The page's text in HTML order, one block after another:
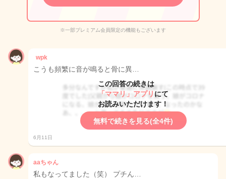
※一部プレミアム会員限定の機能もございます
wpk
こうも頻繁に音が鳴ると骨に異…
この回答の続きは
「ママリ」アプリ にて
お読みいただけます！
無料で続きを見る(全4件)
6月11日
aaちゃん
私もなってました（笑） プチん…